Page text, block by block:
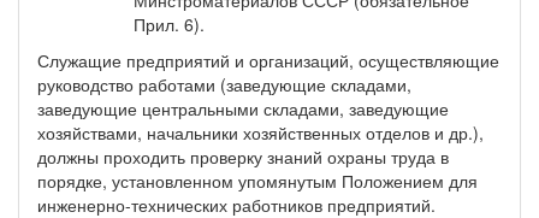
Прил. 6).
Служащие предприятий и организаций, осуществляющие
руководство работами (заведующие складами,
заведующие центральными складами, заведующие
хозяйствами, начальники хозяйственных отделов и др.),
должны проходить проверку знаний охраны труда в
порядке, установленном упомянутым Положением для
инженерно-технических работников предприятий.